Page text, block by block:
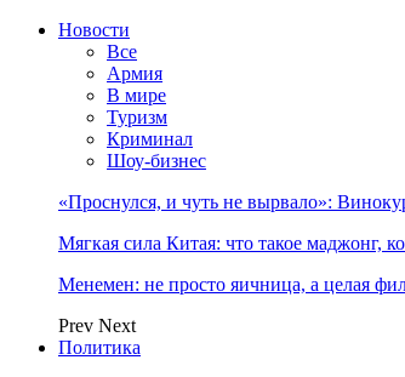
Новости
Все
Армия
В мире
Туризм
Криминал
Шоу-бизнес
«Проснулся, и чуть не вырвало»:
Мягкая сила Китая: что такое маджонг,
Менемен: не просто яичница, а целая
Prev Next
Политика